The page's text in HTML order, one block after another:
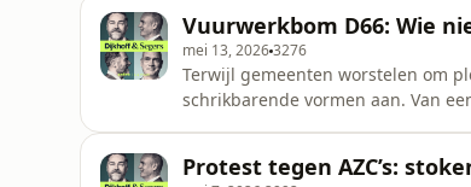
een politieke blunder?
Vuurwerkbom D66: Wie
mei 13, 20263276
Terwijl gemeenten worstelen om
schrikbarende vormen aan. Van
de Telegraaf."Daarnaast kij
Protest tegen AZC’s: